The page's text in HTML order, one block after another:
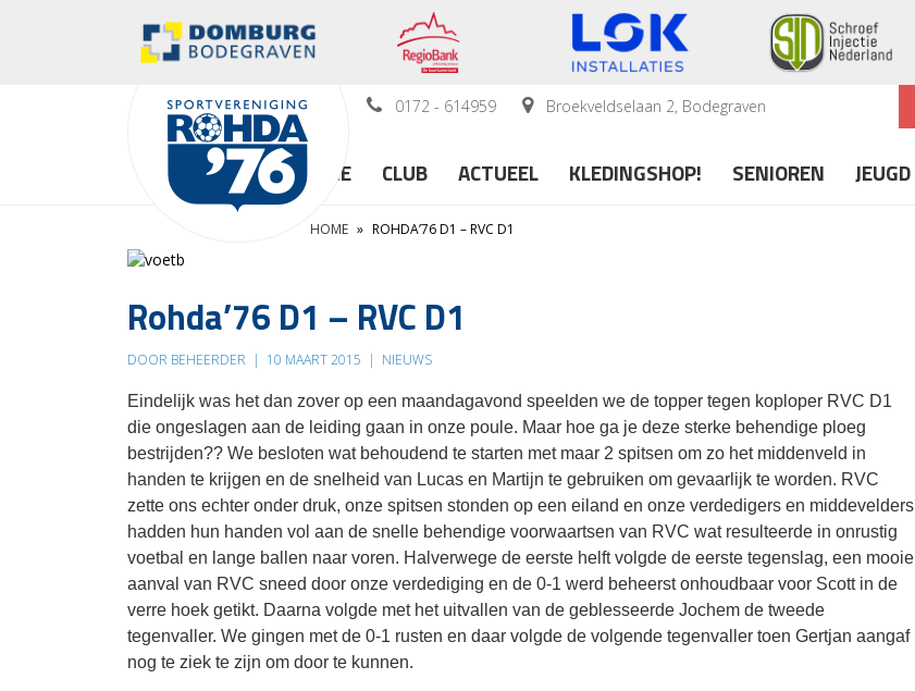
0172 - 614959 Broekveldselaan 2, Bodegraven
HOME CLUB ACTUEEL KLEDINGSHOP! SENIOREN JEUGD
HOME » ROHDA’76 D1 – RVC D1
Rohda’76 D1 – RVC D1
DOOR BEHEERDER | 10 MAART 2015 | NIEUWS
Eindelijk was het dan zover op een maandagavond speelden we de topper tegen koploper RVC D1
die ongeslagen aan de leiding gaan in onze poule. Maar hoe ga je deze sterke behendige ploeg
bestrijden?? We besloten wat behoudend te starten met maar 2 spitsen om zo het middenveld in
handen te krijgen en de snelheid van Lucas en Martijn te gebruiken om gevaarlijk te worden. RVC
zette ons echter onder druk, onze spitsen stonden op een eiland en onze verdedigers en middevelders
hadden hun handen vol aan de snelle behendige voorwaartsen van RVC wat resulteerde in onrustig
voetbal en lange ballen naar voren. Halverwege de eerste helft volgde de eerste tegenslag, een mooie
aanval van RVC sneed door onze verdediging en de 0-1 werd beheerst onhoudbaar voor Scott in de
verre hoek getikt. Daarna volgde met het uitvallen van de geblesseerde Jochem de tweede
tegenvaller. We gingen met de 0-1 rusten en daar volgde de volgende tegenvaller toen Gertjan aangaf
nog te ziek te zijn om door te kunnen.